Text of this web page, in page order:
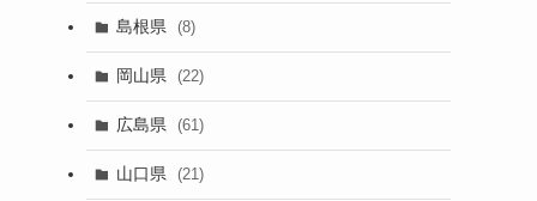
島根県 (8)
岡山県 (22)
広島県 (61)
山口県 (21)